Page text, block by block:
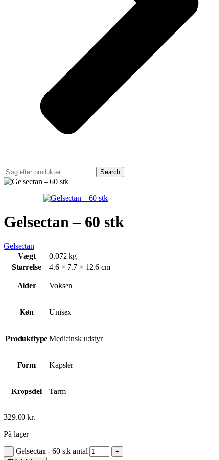
Search
Gelsectan – 60 stk
Gelsectan
Vægt
0.072 kg
Størrelse
4.6 × 7.7 × 12.6 cm
Alder Voksen
Køn Unisex
Produkttype Medicinsk udstyr
Form Kapsler
Kropsdel Tarm
329.00 kr.
På lager
Gelsectan - 60 stk antal